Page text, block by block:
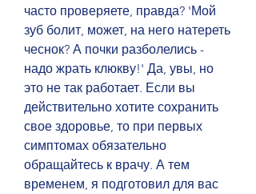
часто проверяете, правда? 'Мой
зуб болит, может, на него натереть
чеснок? А почки разболелись -
надо жрать клюкву!' Да, увы, но
это не так работает. Если вы
действительно хотите сохранить
свое здоровье, то при первых
симптомах обязательно
обращайтесь к врачу. А тем
временем, я подготовил для вас